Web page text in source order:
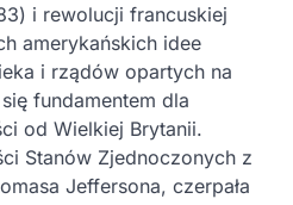
i rewolucji francuskiej
amerykańskich idee
i rządów opartych na
fundamentem dla
od Wielkiej Brytanii.
Stanów Zjednoczonych z
Jeffersona, czerpała